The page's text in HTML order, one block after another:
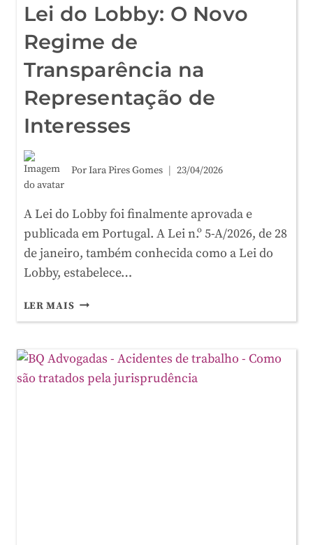
Lei do Lobby: O Novo
Regime de
Transparência na
Representação de
Interesses
PorIara Pires Gomes 23/04/2026
A Lei do Lobby foi finalmente aprovada e
publicada em Portugal. A Lei n.º 5-A/2026, de 28
de janeiro, também conhecida como a Lei do
Lobby, estabelece…
LER MAIS LEI
DO
NOVO
REGIME